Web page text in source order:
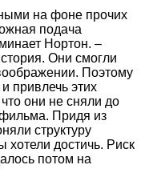
на фоне прочих
подача
Нортон. –
Они смогли
Поэтому
привлечь этих
они не сняли до
Придя из
структуру
хотели достичь. Риск
потом на